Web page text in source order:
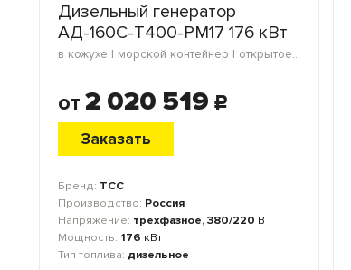
Дизельный генератор
АД-160С-Т400-РМ17 176 кВт
в кожухе | морской контейнер | открытое исполнение | блок-контейнер
от 2 020 519 c
Заказать
Бренд: ТСС
Производство: Россия
Напряжение: трехфазное, 380/220 В
Мощность: 176 кВт
Тип топлива: дизельное